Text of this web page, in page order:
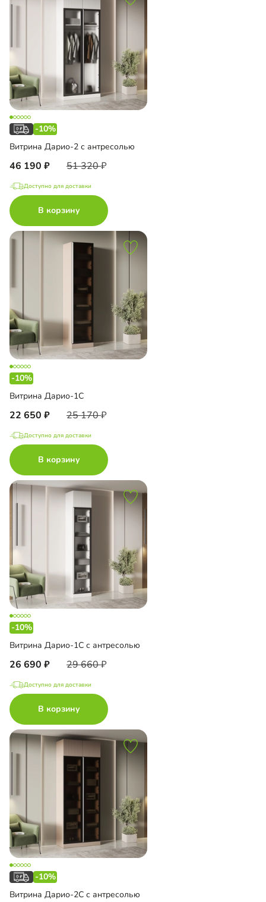
-10%
Витрина Дарио-2 с антресолью
46 190 51 320
Доступно для доставки
В корзину
-10%
Витрина Дарио-1С
22 650 25 170
Доступно для доставки
В корзину
-10%
Витрина Дарио-1С с антресолью
26 690 29 660
Доступно для доставки
В корзину
-10%
Витрина Дарио-2С с антресолью